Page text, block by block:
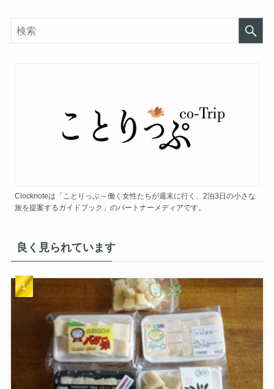
Clocknoteは「ことりっぷ – 働く女性たちが週末に行く、2泊3日の小さな
旅を提案するガイドブック」のパートナーメディアです。
良く見られています